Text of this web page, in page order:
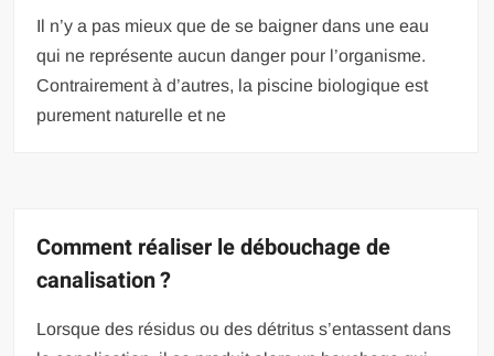
Il n’y a pas mieux que de se baigner dans une eau
qui ne représente aucun danger pour l’organisme.
Contrairement à d’autres, la piscine biologique est
purement naturelle et ne
Comment réaliser le débouchage de
canalisation ?
Lorsque des résidus ou des détritus s’entassent dans